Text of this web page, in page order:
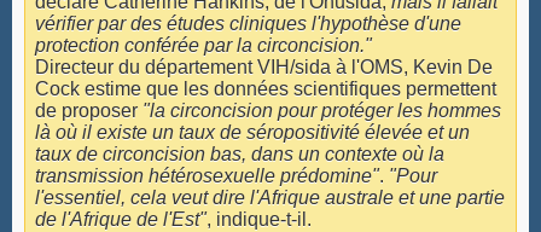
vérifier par des études cliniques l'hypothèse d'une
protection conférée par la circoncision."
Directeur du département VIH/sida à l'OMS, Kevin De
Cock estime que les données scientifiques permettent
de proposer "la circoncision pour protéger les hommes
là où il existe un taux de séropositivité élevée et un
taux de circoncision bas, dans un contexte où la
transmission hétérosexuelle prédomine". "Pour
l'essentiel, cela veut dire l'Afrique australe et une partie
de l'Afrique de l'Est", indique-t-il.